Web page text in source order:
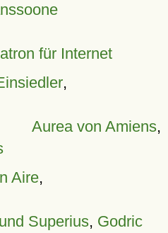
für Internet
,
Aurea von Amiens,
Aire,
Superius, Godric